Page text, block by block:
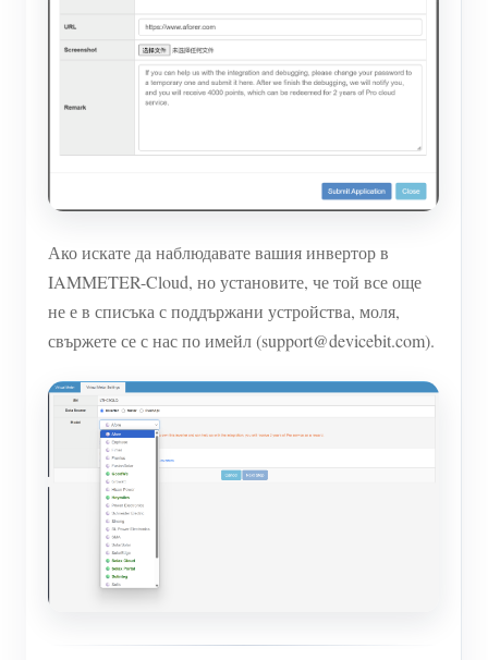
Ако искате да наблюдавате вашия инвертор в
IAMMETER-Cloud, но установите, че той все още
не е в списъка с поддържани устройства, моля,
свържете се с нас по имейл (support@devicebit.com).